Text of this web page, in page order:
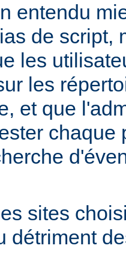
entendu
de script,
les
les
et que
chaque
sites
détriment